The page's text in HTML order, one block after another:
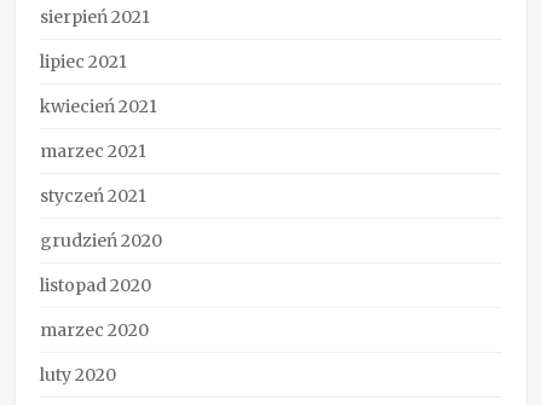
sierpień 2021
lipiec 2021
kwiecień 2021
marzec 2021
styczeń 2021
grudzień 2020
listopad 2020
marzec 2020
luty 2020